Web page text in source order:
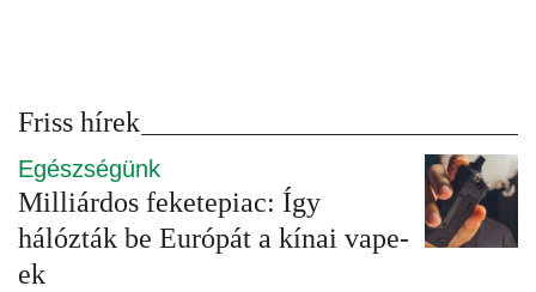
Friss hírek
Egészségünk
Milliárdos feketepiac: Így
hálózták be Európát a kínai vape-
ek